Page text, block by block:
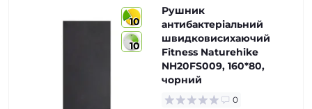
10
10
Рушник
антибактеріальний
швидковисихаючий
Fitness Naturehike
NH20FS009, 160*80,
чорний
0